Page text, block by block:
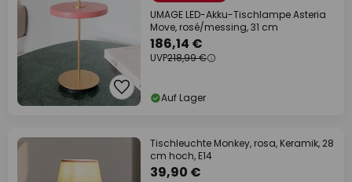
UMAGE LED-Akku-Tischlampe Asteria
Move, rosé/messing, 31 cm
186,14 €
UVP218,99 €
Auf Lager
Tischleuchte Monkey, rosa, Keramik, 28
cm hoch, E14
39,90 €